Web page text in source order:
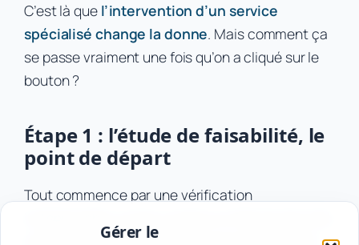
Gérer le
C’est là que l’intervention d’un service
spécialisé change la donne. Mais comment ça
se passe vraiment une fois qu’on a cliqué sur le
bouton ?
Étape 1 : l’étude de faisabilité, le
point de départ
Tout commence par une vérification
avant le grand saut. Avant de tracer le moindre